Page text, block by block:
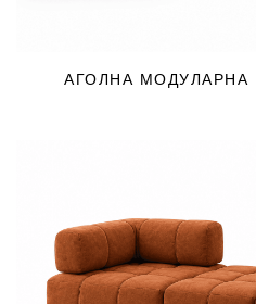
АГОЛНА МОДУЛАРНА